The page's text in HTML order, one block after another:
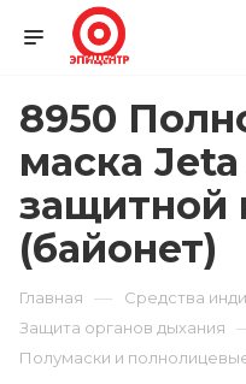
8950
маска
защитной
(байонет)
Главная — Средства
Защита органов дыхания
Полумаски и